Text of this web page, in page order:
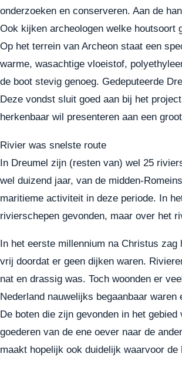
onderzoeken en conserveren. Aan de
Ook kijken archeologen welke houtsoort
Op het terrein van Archeon staat een
warme, wasachtige vloeistof,
de boot stevig genoeg. Gedeputeerde
Deze vondst sluit goed aan bij het
herkenbaar wil presenteren aan een
Rivier was snelste route
In Dreumel zijn (resten van) wel 25
wel duizend jaar, van de midden-
maritieme activiteit in deze periode. In
rivierschepen gevonden, maar over het
In het eerste millennium na Christus
vrij doordat er geen dijken waren.
nat en drassig was. Toch woonden er
Nederland nauwelijks begaanbaar
De boten die zijn gevonden in het
goederen van de ene oever naar de
maakt hopelijk ook duidelijk waarvoor